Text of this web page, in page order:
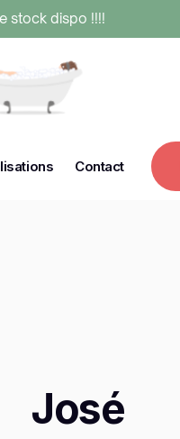
stock dispo !!!!
Contact
José